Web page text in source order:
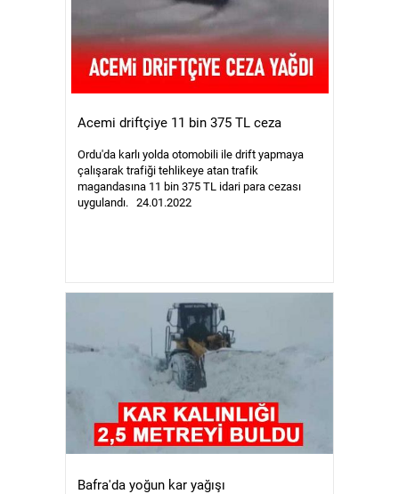
Acemi driftçiye 11 bin 375 TL ceza
Ordu'da karlı yolda otomobili ile drift yapmaya
çalışarak trafiği tehlikeye atan trafik
magandasına 11 bin 375 TL idari para cezası
uygulandı. 24.01.2022
Bafra'da yoğun kar yağışı